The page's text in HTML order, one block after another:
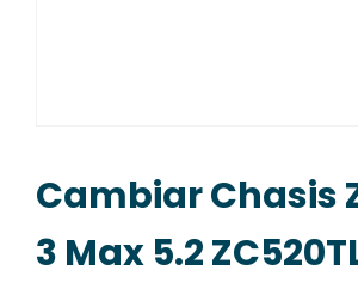
Cambiar Chasis
3 Max 5.2